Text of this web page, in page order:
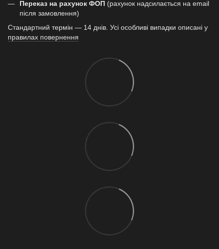
Переказ на рахунок ФОП (рахунок надсилається на email
після замовлення)
Стандартний термін — 14 днів. Усі особливі випадки описані у
правилах повернення